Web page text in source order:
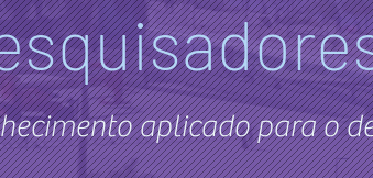
aplicado para o